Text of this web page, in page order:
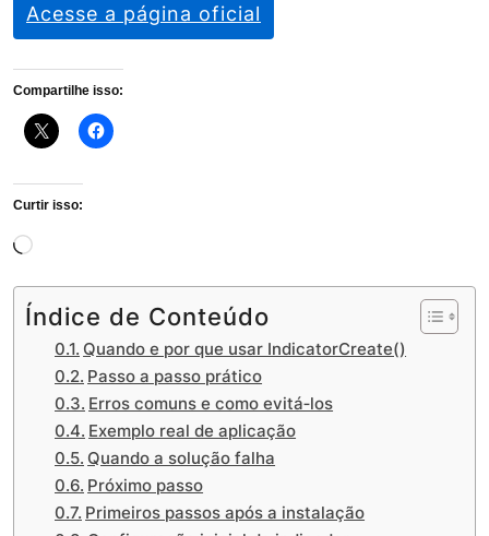
Acesse a página oficial
Compartilhe isso:
Curtir isso:
Carregando...
Índice de Conteúdo
Quando e por que usar IndicatorCreate()
Passo a passo prático
Erros comuns e como evitá‑los
Exemplo real de aplicação
Quando a solução falha
Próximo passo
Primeiros passos após a instalação